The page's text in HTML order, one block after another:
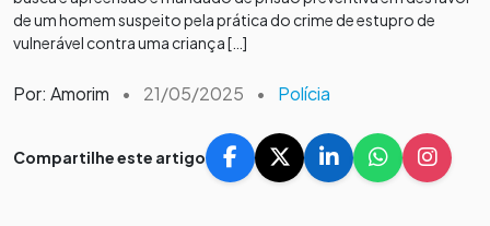
de um homem suspeito pela prática do crime de estupro de
vulnerável contra uma criança […]
Por: Amorim • 21/05/2025 • Polícia
Compartilhe este artigo